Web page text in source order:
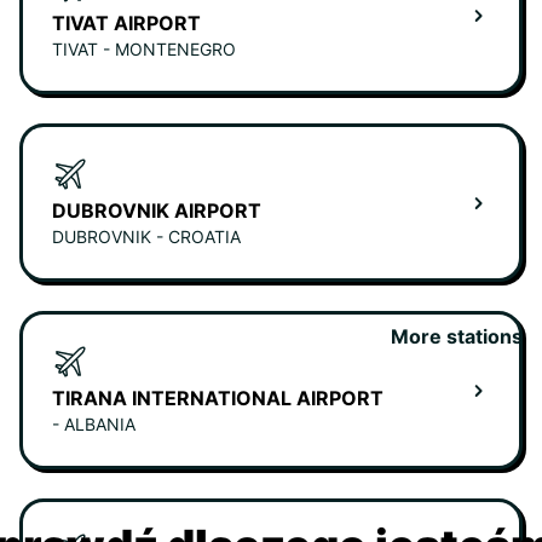
TIVAT AIRPORT
TIVAT - MONTENEGRO
DUBROVNIK AIRPORT
DUBROVNIK - CROATIA
TIRANA INTERNATIONAL AIRPORT
- ALBANIA
More stations